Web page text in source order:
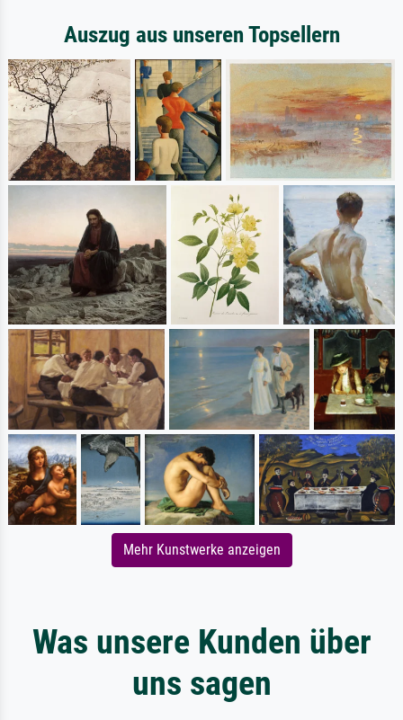
Auszug aus unseren Topsellern
Mehr Kunstwerke anzeigen
Was unsere Kunden über
uns sagen